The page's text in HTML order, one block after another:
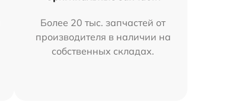
Более 20 тыс. запчастей от
производителя в наличии на
собственных складах.